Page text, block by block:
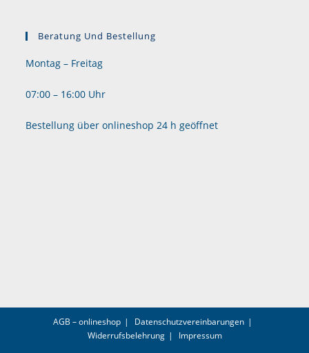
Beratung Und Bestellung
Montag – Freitag
07:00 – 16:00 Uhr
Bestellung über onlineshop 24 h geöffnet
AGB – onlineshop
Datenschutzvereinbarungen
Widerrufsbelehrung
Impressum